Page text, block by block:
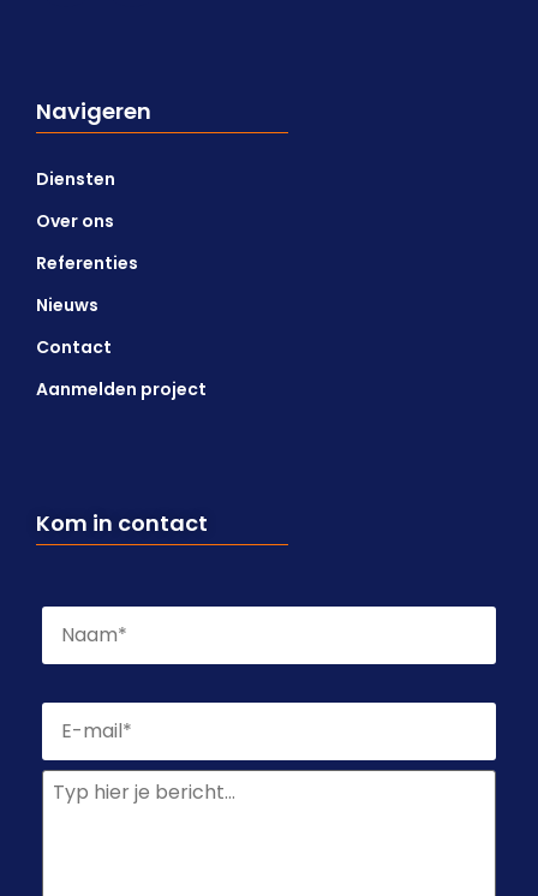
Navigeren
Diensten
Over ons
Referenties
Nieuws
Contact
Aanmelden project
Kom in contact
Naam *
E-
mailadres
Geen
titel